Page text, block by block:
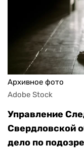
Архивное фото
Adobe Stock
Управление
Свердловской
дело по